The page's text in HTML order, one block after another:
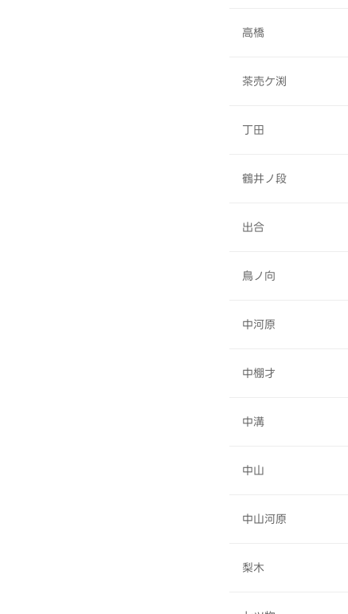
高橋
茶売ケ渕
丁田
鶴井ノ段
出合
鳥ノ向
中河原
中棚才
中溝
中山
中山河原
梨木